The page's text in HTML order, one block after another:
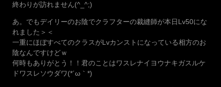
終わりが訪れません(^_^;)
あ。でもデイリーのお陰でクラフターの裁縫師が本日Lv50にな
れました＞＜
一重にほぼすべてのクラスがLvカンストになっている相方のお
陰なんですけどｗ
何時もありがとう！！君のことはワスレナイヨウナキガスルケ
ドワスレソウダワ(*´ω｀*)